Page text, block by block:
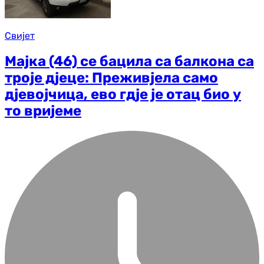
Свијет
Мајка (46) се бацила са балкона са
троје дјеце: Преживјела само
дјевојчица, ево гдје је отац био у
то вријеме